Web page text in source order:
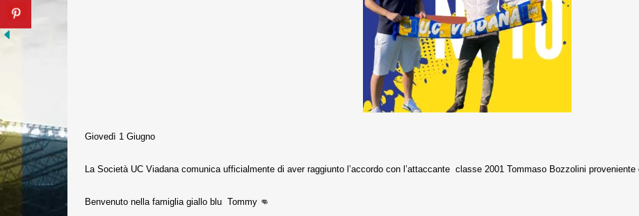
Giovedì 1 Giugno
La Società UC Viadana comunica ufficialmente di aver raggiunto l’accordo con l’attaccante classe 2001 Tommaso Bozzolini proveniente
Benvenuto nella famiglia giallo blu Tommy 👊